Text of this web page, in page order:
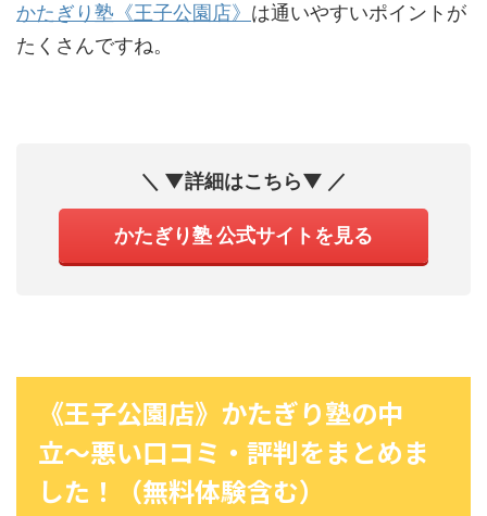
かたぎり塾《王子公園店》 は通いやすいポイントが
たくさんですね。
＼ ▼詳細はこちら▼ ／
かたぎり塾 公式サイトを見る
《王子公園店》かたぎり塾の中
立〜悪い口コミ・評判をまとめま
した！（無料体験含む）